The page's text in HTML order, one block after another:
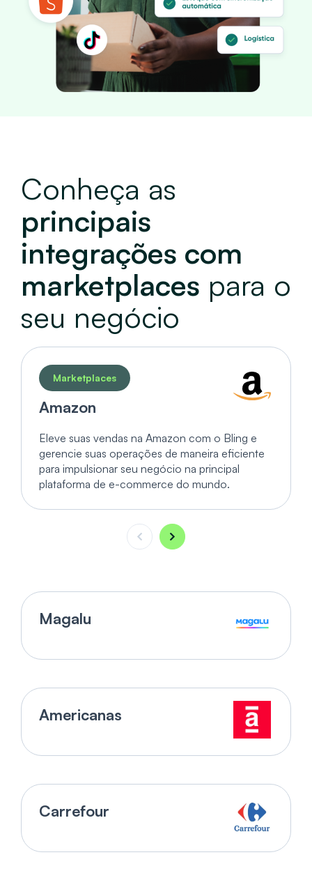
Conheça as
principais
integrações com
marketplaces para o
seu negócio
Amazon
Marketplaces
Eleve suas vendas na Amazon com o Bling e
gerencie suas operações de maneira eficiente
para impulsionar seu negócio na principal
plataforma de e-commerce do mundo.
Magalu
Americanas
Carrefour